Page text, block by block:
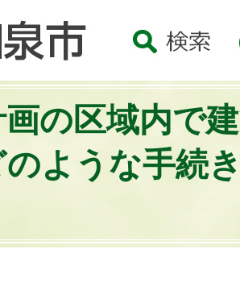
の区域内で
ような手続